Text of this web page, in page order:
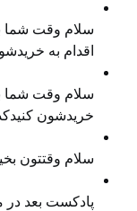
سلام وقت شما
اقدام به خریدشون کنیدکد های محصول ⁠21558-21582-
سلام وقت شما
خریدشون کنیدکد های محصول 21522-21527-21537در صورت تمایل هم
سلام وقتتون
پادکست بعد در